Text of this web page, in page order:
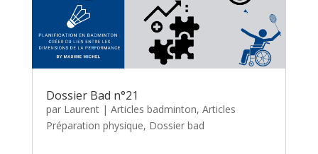
Dossier Bad n°21
par Laurent| Articles badminton, Articles
Préparation physique, Dossier bad